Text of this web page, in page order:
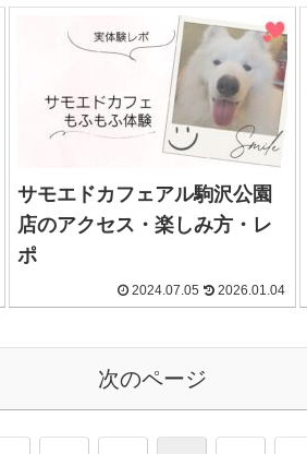
サモエドカフェアル駒沢公園
店のアクセス・楽しみ方・レ
ポ
2024.07.05 2026.01.04
次のページ